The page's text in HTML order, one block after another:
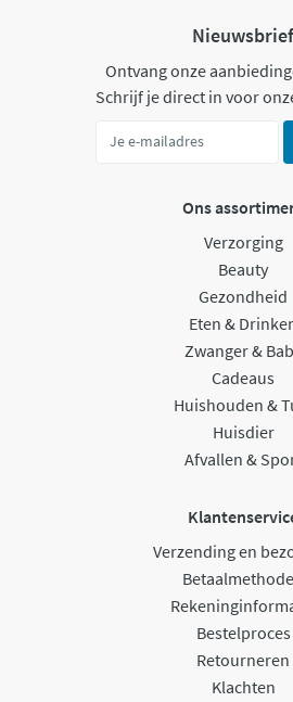
Nieuwsbrief
Ontvang onze
Schrijf je direct in voor
Ons
Verzorging
Beauty
Gezondheid
Eten &
Zwanger &
Cadeaus
Huishouden &
Huisdier
Afvallen &
Verzending en
Bestelproces
Retourneren
Klachten